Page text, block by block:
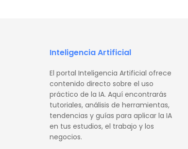
Inteligencia Artificial
El portal Inteligencia Artificial ofrece
contenido directo sobre el uso
práctico de la IA. Aquí encontrarás
tutoriales, análisis de herramientas,
tendencias y guías para aplicar la IA
en tus estudios, el trabajo y los
negocios.